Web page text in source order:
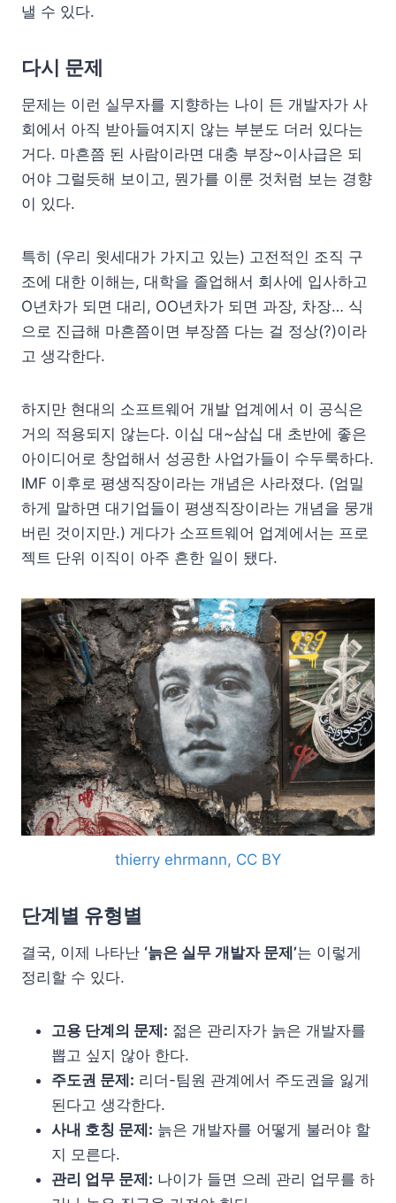
낼 수 있다.
다시 문제
문제는 이런 실무자를 지향하는 나이 든 개발자가 사
회에서 아직 받아들여지지 않는 부분도 더러 있다는
거다. 마흔쯤 된 사람이라면 대충 부장~이사급은 되
어야 그럴듯해 보이고, 뭔가를 이룬 것처럼 보는 경향
이 있다.
특히 (우리 윗세대가 가지고 있는) 고전적인 조직 구
조에 대한 이해는, 대학을 졸업해서 회사에 입사하고
O년차가 되면 대리, OO년차가 되면 과장, 차장… 식
으로 진급해 마흔쯤이면 부장쯤 다는 걸 정상(?)이라
고 생각한다.
하지만 현대의 소프트웨어 개발 업계에서 이 공식은
거의 적용되지 않는다. 이십 대~삼십 대 초반에 좋은
아이디어로 창업해서 성공한 사업가들이 수두룩하다.
IMF 이후로 평생직장이라는 개념은 사라졌다. (엄밀
하게 말하면 대기업들이 평생직장이라는 개념을 뭉개
버린 것이지만.) 게다가 소프트웨어 업계에서는 프로
젝트 단위 이직이 아주 흔한 일이 됐다.
thierry ehrmann, CC BY
단계별 유형별
결국, 이제 나타난 ‘늙은 실무 개발자 문제’는 이렇게
정리할 수 있다.
고용 단계의 문제: 젊은 관리자가 늙은 개발자를
뽑고 싶지 않아 한다.
주도권 문제: 리더-팀원 관계에서 주도권을 잃게
된다고 생각한다.
사내 호칭 문제: 늙은 개발자를 어떻게 불러야 할
지 모른다.
관리 업무 문제: 나이가 들면 으레 관리 업무를 하